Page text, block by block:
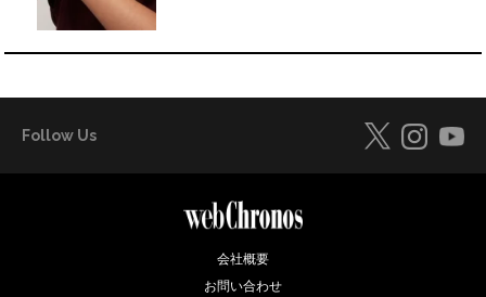
Follow Us
会社概要
お問い合わせ